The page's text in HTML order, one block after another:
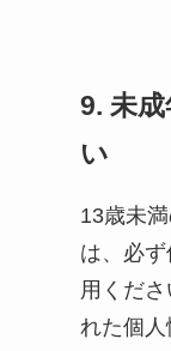
9. 未
い
13歳未
は、必
用くだ
れた個